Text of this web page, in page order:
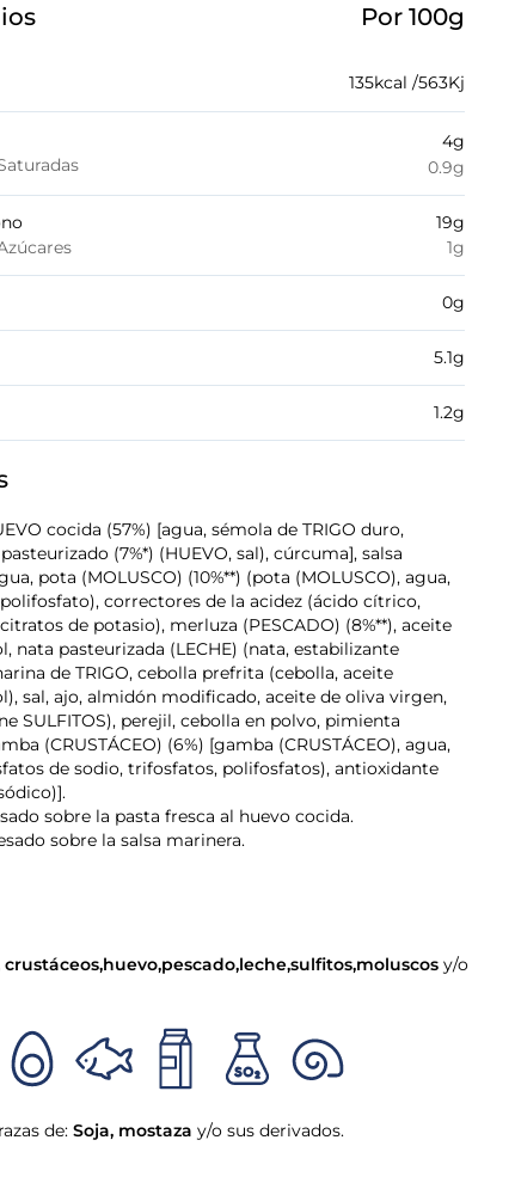
Por 100g
135kcal /563Kj
4g
0.9g
19g
1g
0g
5.1g
1.2g
cocida (57%) [agua, sémola de TRIGO duro,
(7%*) (HUEVO, sal), cúrcuma], salsa
pota (MOLUSCO) (10%**) (pota (MOLUSCO), agua,
correctores de la acidez (ácido cítrico,
de potasio), merluza (PESCADO) (8%**), aceite
nata pasteurizada (LECHE) (nata, estabilizante
de TRIGO, cebolla prefrita (cebolla, aceite
sal, ajo, almidón modificado, aceite de oliva virgen,
SULFITOS), perejil, cebolla en polvo, pimienta
(CRUSTÁCEO) (6%) [gamba (CRUSTÁCEO), agua,
de sodio, trifosfatos, polifosfatos), antioxidante
sobre la pasta fresca al huevo cocida.
sobre la salsa marinera.
crustáceos,huevo,pescado,leche,sulfitos,moluscos y/o
de: Soja, mostaza y/o sus derivados.